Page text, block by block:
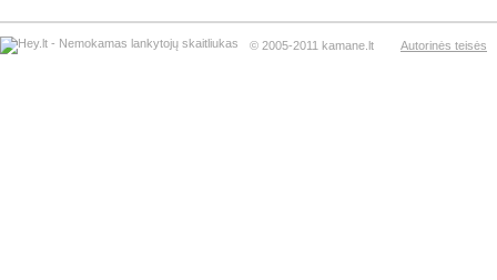
© 2005-2011 kamane.lt Autorinės teisės